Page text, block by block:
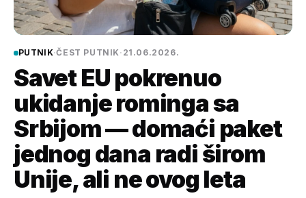
PUTNIK·ČEST PUTNIK· 21.06.2026.
Savet EU pokrenuo
ukidanje rominga sa
Srbijom — domaći paket
jednog dana radi širom
Unije, ali ne ovog leta